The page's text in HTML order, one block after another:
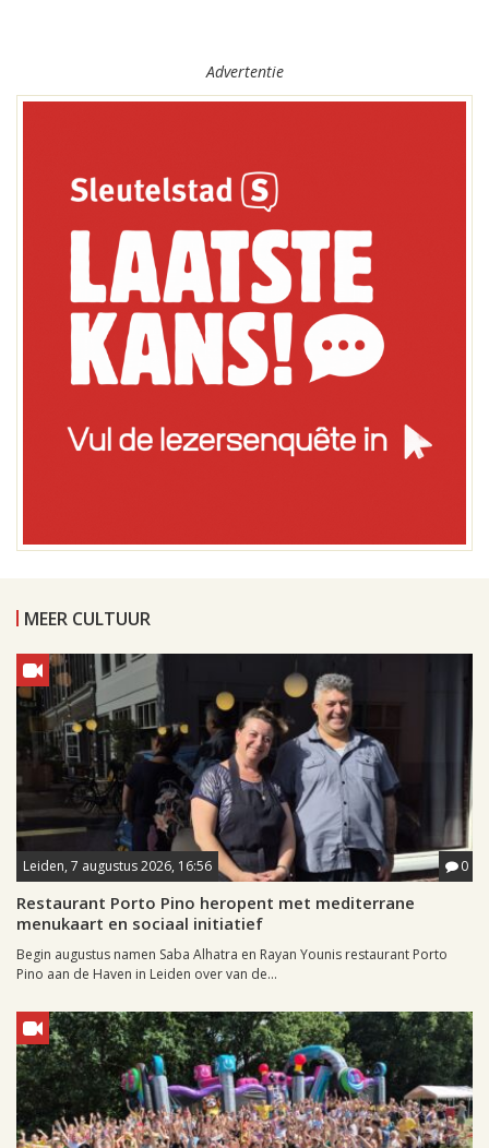
Advertentie
MEER CULTUUR
Leiden, 7 augustus 2026, 16:56 0
Restaurant Porto Pino heropent met mediterrane
menukaart en sociaal initiatief
Begin augustus namen Saba Alhatra en Rayan Younis restaurant Porto
Pino aan de Haven in Leiden over van de...